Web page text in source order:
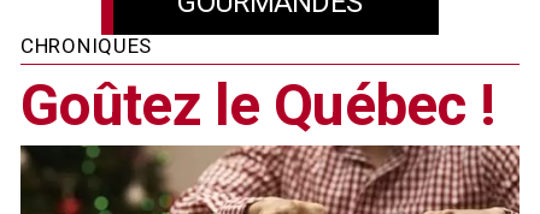
CHRONIQUES
Goûtez le Québec !